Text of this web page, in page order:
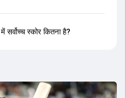
स्कोर कितना है?